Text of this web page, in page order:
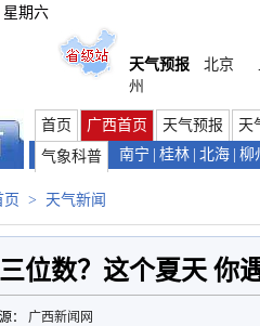
星期六
天气预报 北京
州
首页 广西首页 天气预报
天
气象科普
南宁 桂林 北海 柳
页 > 天气新闻
位数？这个夏天 你
： 广西新闻网